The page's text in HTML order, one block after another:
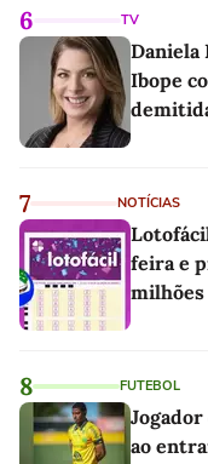
6 TV
Daniela
Ibope
7 NOTÍCIAS
feira e
milhões
8 FUTEBOL
ao